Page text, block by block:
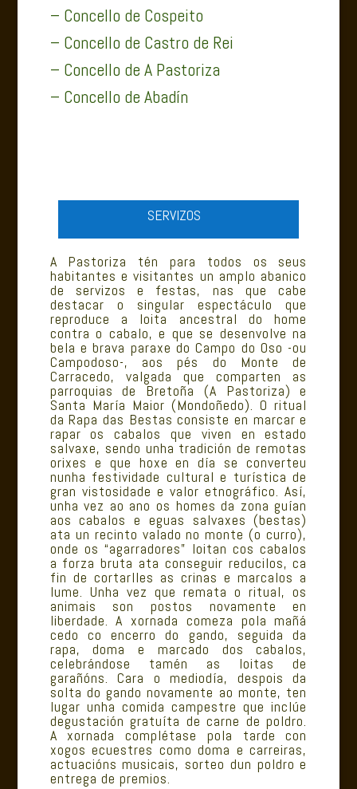
– Concello de Cospeito
– Concello de Castro de Rei
– Concello de A Pastoriza
– Concello de Abadín
SERVIZOS
A Pastoriza tén para todos os seus
habitantes e visitantes un amplo abanico
de servizos e festas, nas que cabe
destacar o singular espectáculo que
reproduce a loita ancestral do home
contra o cabalo, e que se desenvolve na
bela e brava paraxe do Campo do Oso -ou
Campodoso-, aos pés do Monte de
Carracedo, valgada que comparten as
parroquias de Bretoña (A Pastoriza) e
Santa María Maior (Mondoñedo). O ritual
da Rapa das Bestas consiste en marcar e
rapar os cabalos que viven en estado
salvaxe, sendo unha tradición de remotas
orixes e que hoxe en día se converteu
nunha festividade cultural e turística de
gran vistosidade e valor etnográfico. Así,
unha vez ao ano os homes da zona guían
aos cabalos e eguas salvaxes (bestas)
ata un recinto valado no monte (o curro),
onde os “agarradores” loitan cos cabalos
a forza bruta ata conseguir reducilos, ca
fin de cortarlles as crinas e marcalos a
lume. Unha vez que remata o ritual, os
animais son postos novamente en
liberdade. A xornada comeza pola mañá
cedo co encerro do gando, seguida da
rapa, doma e marcado dos cabalos,
celebrándose tamén as loitas de
garañóns. Cara o mediodía, despois da
solta do gando novamente ao monte, ten
lugar unha comida campestre que inclúe
degustación gratuíta de carne de poldro.
A xornada complétase pola tarde con
xogos ecuestres como doma e carreiras,
actuacións musicais, sorteo dun poldro e
entrega de premios.